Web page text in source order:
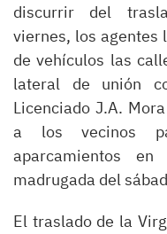
discurrir del
viernes, los agentes
de vehículos las
lateral de unión
Licenciado J.A.
a los vecinos
aparcamientos
madrugada del
El traslado de la